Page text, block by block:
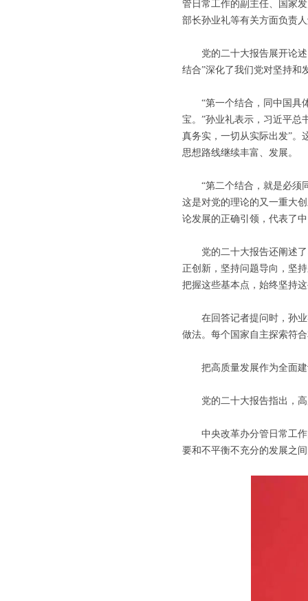
管日常工作的副主任、国家
部长孙业礼等有关方面负责
党的二十大报告展开论述
结合”深化了我们党对坚持和
“第一个结合，同中国具体
宝。”孙业礼表示，习近平总
真务实，一切从实际出发”。
思想路线继续丰富、发展。
“第二个结合，就是必须同
这是对党的理论的又一重大
论发展的正确引领，代表了
党的二十大报告还阐述了
正创新，坚持问题导向，坚
把握这些基本点，始终坚持
在回答记者提问时，孙业
做法。每个国家自主探索符
把高质量发展作为全面建
党的二十大报告指出，高
中央改革办分管日常工作
要和不平衡不充分的发展之